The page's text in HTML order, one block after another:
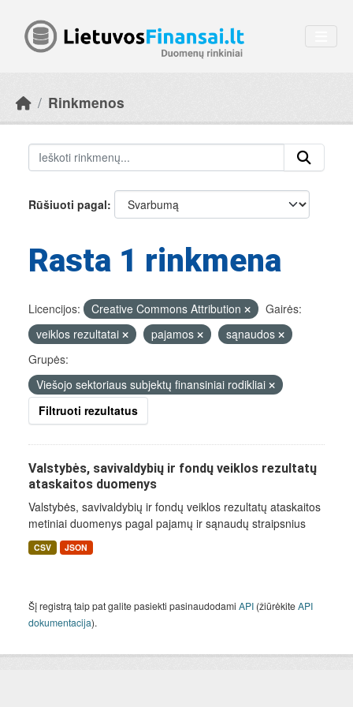
Rinkmenos
Rūšiuoti pagal
Rasta 1 rinkmena
Licencijos: Creative Commons Attribution
Gairės:
veiklos rezultatai
pajamos
sąnaudos
Grupės:
Viešojo sektoriaus subjektų finansiniai rodikliai
Filtruoti rezultatus
Valstybės, savivaldybių ir fondų veiklos rezultatų
ataskaitos duomenys
Valstybės, savivaldybių ir fondų veiklos rezultatų ataskaitos
metiniai duomenys pagal pajamų ir sąnaudų straipsnius
CSV JSON
Šį registrą taip pat galite pasiekti pasinaudodami API (žiūrėkiteAPI
dokumentacija).